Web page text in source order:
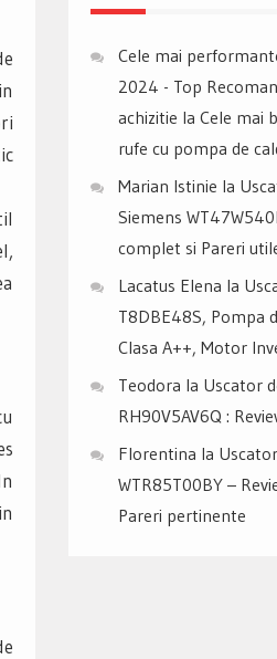
Cele mai
2024 - Top
achizitie la Cele mai
rufe cu pompa de
Marian Istinie la
Siemens
complet si Pareri
Lacatus Elena la
T8DBE48S, Pompa
Clasa A++, Motor
Teodora la Uscator
RH90V5AV6Q :
Florentina la
WTR85T00BY –
Pareri pertinente